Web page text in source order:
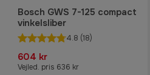
Bosch GWS 7-125 compact
vinkelsliber
4.8 (18)
604 kr
Vejled. pris 636 kr